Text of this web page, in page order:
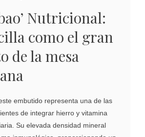
Nutricional:
como el gran
de la mesa
embutido representa una de las
de integrar hierro y vitamina
Su elevada densidad mineral